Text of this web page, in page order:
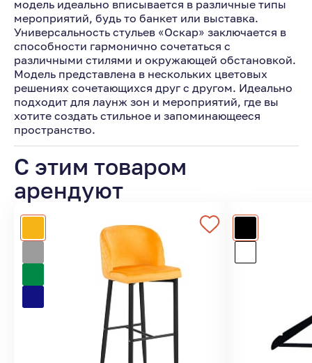
модель идеально вписывается в различные типы
мероприятий, будь то банкет или выставка.
Универсальность стульев «Оскар» заключается в
способности гармонично сочетаться с
различными стилями и окружающей обстановкой.
Модель представлена в нескольких цветовых
решениях сочетающихся друг с другом. Идеально
подходит для лаунж зон и мероприятий, где вы
хотите создать стильное и запоминающееся
пространство.
С этим товаром
арендуют